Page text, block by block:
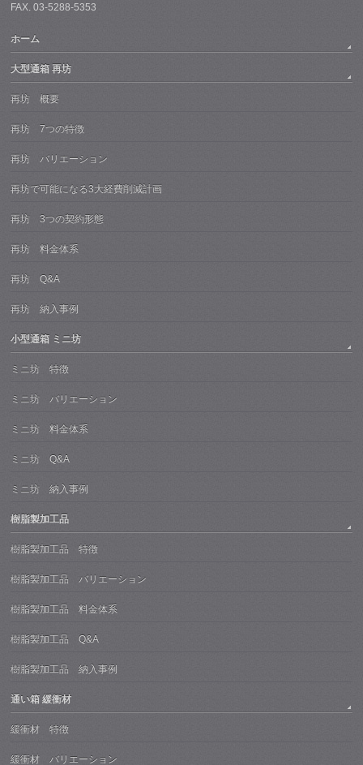
FAX. 03-5288-5353
ホーム
大型通箱 再坊
再坊 概要
再坊 7つの特徴
再坊 バリエーション
再坊で可能になる3大経費削減計画
再坊 3つの契約形態
再坊 料金体系
再坊 Q&A
再坊 納入事例
小型通箱 ミニ坊
ミニ坊 特徴
ミニ坊 バリエーション
ミニ坊 料金体系
ミニ坊 Q&A
ミニ坊 納入事例
樹脂製加工品
樹脂製加工品 特徴
樹脂製加工品 バリエーション
樹脂製加工品 料金体系
樹脂製加工品 Q&A
樹脂製加工品 納入事例
通い箱 緩衝材
緩衝材 特徴
緩衝材 バリエーション